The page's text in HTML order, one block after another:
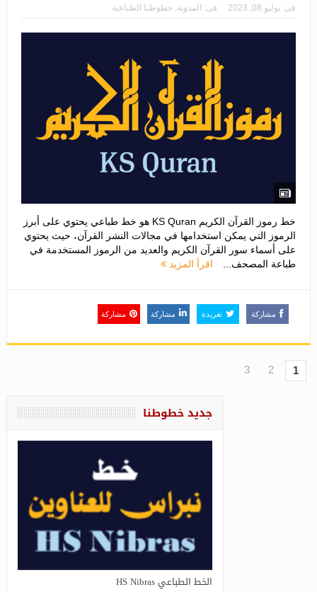
فى: يوليو 08, 2023 فى: المدونة, خطوطنا الطباعية
خط رموز القرآن الكريم KS Quran هو خط طباعي يحتوي على أبرز
الرموز التي يمكن استخدامها في مجالات النشر القرآن، حيث يحتوي
على أسماء سور القرآن الكريم والعديد من الرموز المستخدمة في
طباعة المصحف...
اقرأ المزيد
مشاركة تغريدة مشاركة مشاركة
1
2
3
جديد خطوطنا
الخط الطباعي HS Nibras